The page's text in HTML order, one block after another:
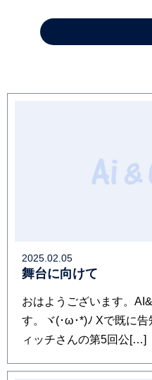
2025.02.05
舞台に向けて
おはようございます。
す。ヾ⁠(⁠･⁠ω⁠･⁠*⁠)⁠ﾉ Xで既に
ィッチさんの第5回公[…]